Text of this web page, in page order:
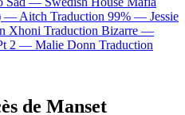
— Aitch Traduction 99% — Jessie
Xhoni Traduction Bizarre —
2 — Malie Donn Traduction
de Manset